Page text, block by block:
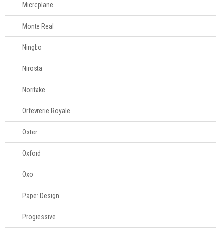
Microplane
Monte Real
Ningbo
Nirosta
Noritake
Orfevrerie Royale
Oster
Oxford
Oxo
Paper Design
Progressive